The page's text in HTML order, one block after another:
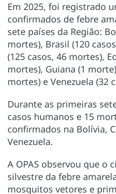
Em 2025, foi registrado
confirmados de febre
sete países da Região:
mortes), Brasil (120
(125 casos, 46 mortes),
mortes), Guiana (1
mortes) e Venezuela (32
Durante as primeiras
casos humanos e 15
confirmados na Bolívia,
Venezuela.
A OPAS observou que o
silvestre da febre
mosquitos vetores e